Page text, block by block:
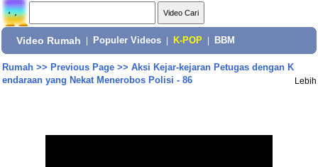
Video Rumah Populer Videos K-POP BBM
Rumah>> Previous Page>> Aksi Kejar-kejaran Petugas dengan K
endaraan yang Nekat Menerobos Polisi - 86
Lebih